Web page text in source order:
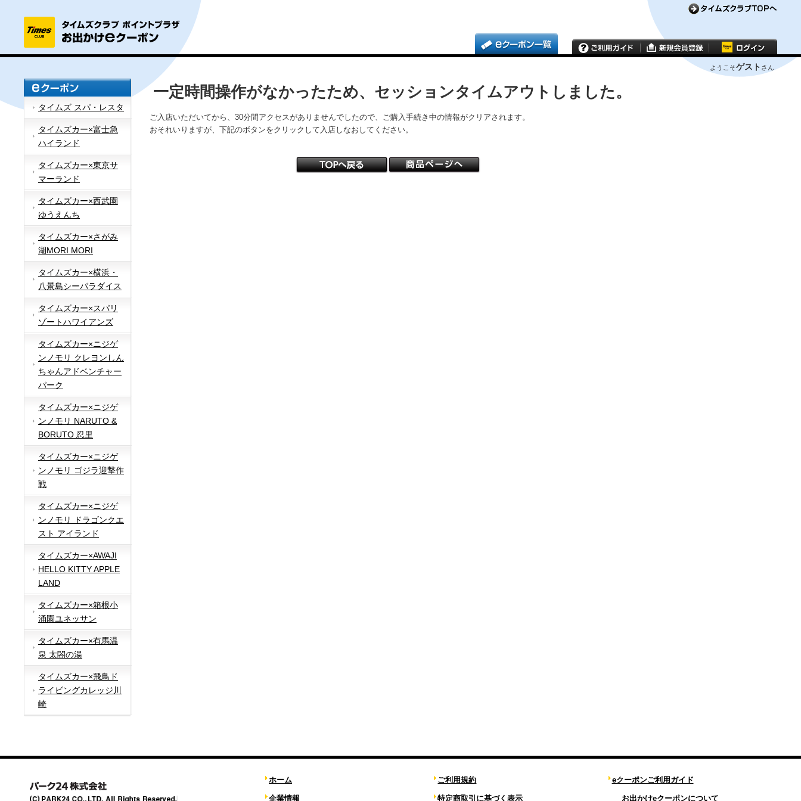
ようこそゲスト さん
タイムズ スパ・レスタ
タイムズカー×富士急
ハイランド
タイムズカー×東京サ
マーランド
タイムズカー×西武園
ゆうえんち
タイムズカー×さがみ
湖MORI MORI
タイムズカー×横浜・
八景島シーパラダイス
タイムズカー×スパリ
ゾートハワイアンズ
タイムズカー×ニジゲ
ンノモリ クレヨンしん
ちゃんアドベンチャー
パーク
タイムズカー×ニジゲ
ンノモリ NARUTO &
BORUTO 忍里
タイムズカー×ニジゲ
ンノモリ ゴジラ迎撃作
戦
タイムズカー×ニジゲ
ンノモリ ドラゴンクエ
スト アイランド
タイムズカー×AWAJI
HELLO KITTY APPLE
LAND
タイムズカー×箱根小
涌園ユネッサン
タイムズカー×有馬温
泉 太閤の湯
タイムズカー×飛鳥ド
ライビングカレッジ川
崎
一定時間操作がなかったため、セッションタイムアウトしました。
ご入店いただいてから、30分間アクセスがありませんでしたので、ご購入手続き中の情報がクリアされます。
おそれいりますが、下記のボタンをクリックして入店しなおしてください。
ホーム
企業情報
ご利用規約
特定商取引に基づく表示
eクーポンご利用ガイド
お出かけeクーポンについて